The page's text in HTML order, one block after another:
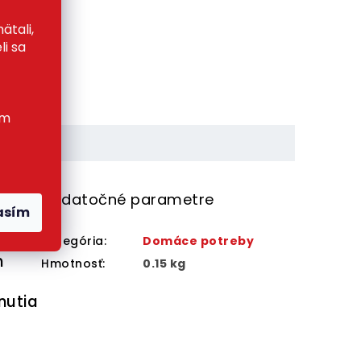
sa
Dodatočné parametre
Kategória:
Domáce potreby
Hmotnosť: 0.15 kg